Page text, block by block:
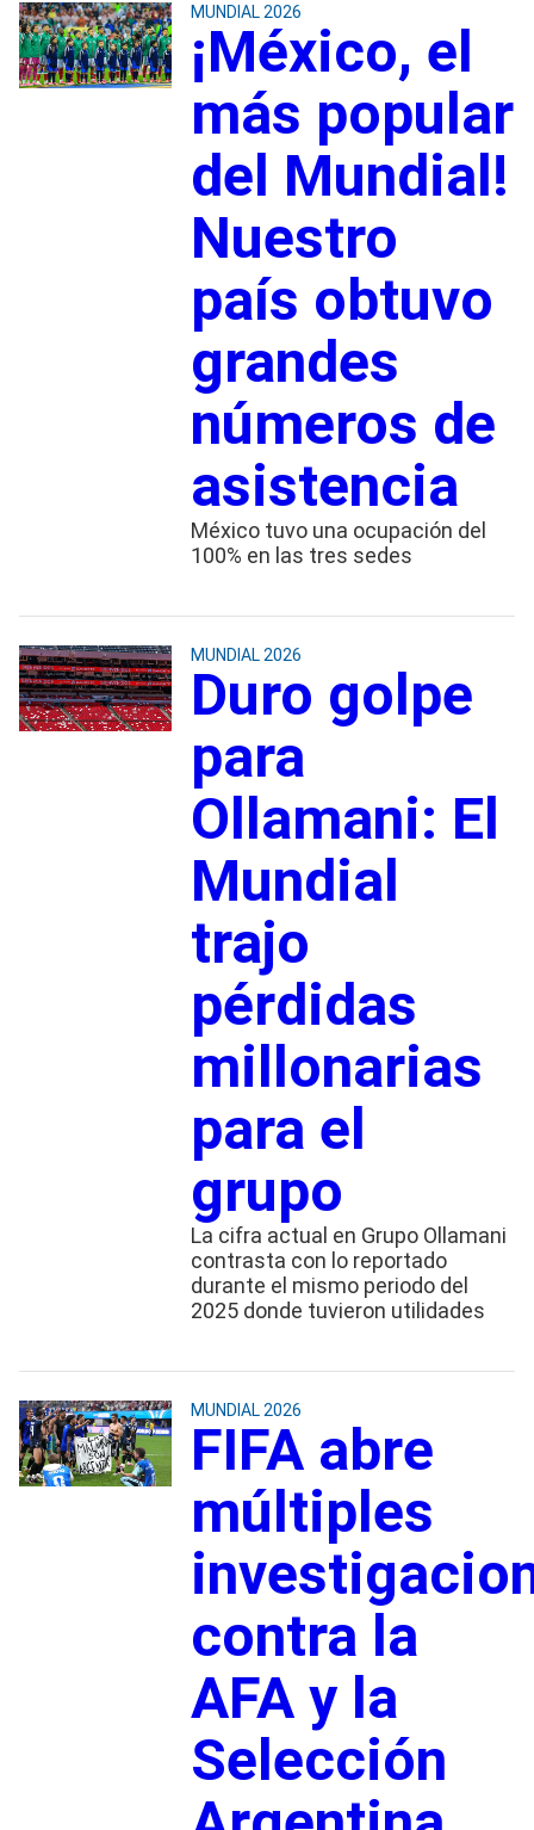
MUNDIAL 2026
¡México, el
más popular
del Mundial!
Nuestro
país obtuvo
grandes
números de
asistencia
México tuvo una ocupación del
100% en las tres sedes
MUNDIAL 2026
Duro golpe
para
Ollamani: El
Mundial
trajo
pérdidas
millonarias
para el
grupo
La cifra actual en Grupo Ollamani
contrasta con lo reportado
durante el mismo periodo del
2025 donde tuvieron utilidades
MUNDIAL 2026
FIFA abre
múltiples
contra la
AFA y la
Selección